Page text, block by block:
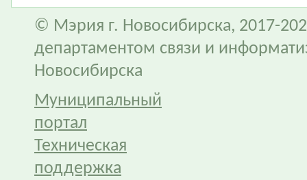
© Мэрия г. Новосибирска, 2017-
департаментом связи и
Новосибирска
Муниципальный
портал
Техническая
поддержка